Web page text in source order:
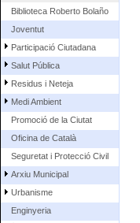
Biblioteca Roberto Bolaño
Joventut
Participació Ciutadana
Salut Pública
Residus i Neteja
Medi Ambient
Promoció de la Ciutat
Oficina de Català
Seguretat i Protecció Civil
Arxiu Municipal
Urbanisme
Enginyeria